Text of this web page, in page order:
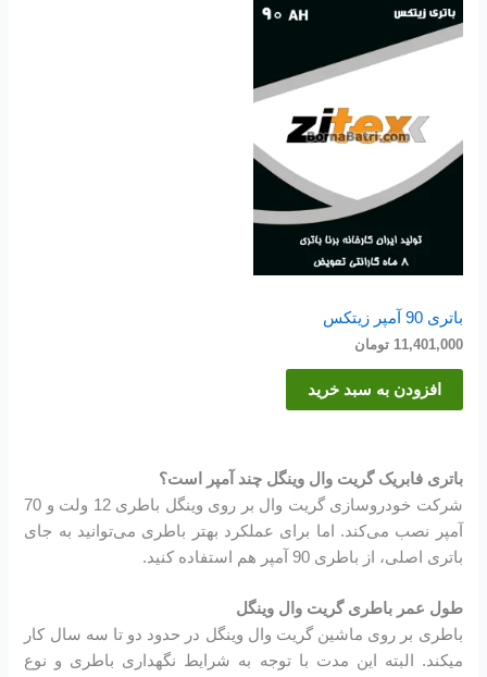
باتری 90 آمپر زیتکس
11,401,000 تومان
افزودن به سبد خرید
باتری فابریک گریت وال وینگل چند آمپر است؟
شرکت خودروسازی گریت وال بر روی وینگل باطری 12 ولت و 70
آمپر نصب می‌کند. اما برای عملکرد بهتر باطری می‌توانید به جای
باتری اصلی، از باطری 90 آمپر هم استفاده کنید.
طول عمر باطری گریت وال وینگل
باطری بر روی ماشین گریت وال وینگل در حدود دو تا سه سال کار
میکند. البته این مدت با توجه به شرایط نگهداری باطری و نوع